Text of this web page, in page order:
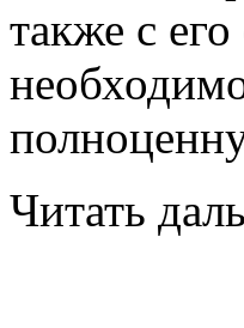
также с
Читать